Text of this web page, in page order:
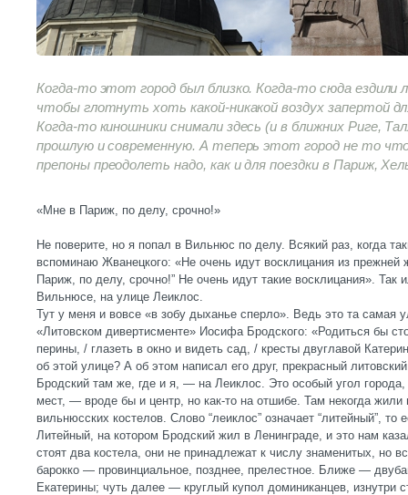
Когда-то этот город был близко. Когда-то сюда ездили
чтобы глотнуть хоть какой-никакой воздух запертой
Когда-то киношники снимали здесь (и в ближних Риге,
прошлую и современную. А теперь этот город не то
препоны преодолеть надо, как и для поездки в Париж,
«Мне в Париж, по делу, срочно!»
Не поверите, но я попал в Вильнюс по делу. Всякий раз, когда
вспоминаю Жванецкого: «Не очень идут восклицания из
Париж, по делу, срочно!” Не очень идут такие восклицания». Так
Вильнюсе, на улице Леиклос.
Тут у меня и вовсе «в зобу дыханье сперло». Ведь это та самая
«Литовском дивертисменте» Иосифа Бродского: «Родиться бы
перины, / глазеть в окно и видеть сад, / кресты двуглавой
об этой улице? А об этом написал его друг, прекрасный
Бродский там же, где и я, — на Леиклос. Это особый угол
мест, — вроде бы и центр, но как-то на отшибе. Там некогда
вильнюсских костелов. Слово “леиклос” означает “литейный”, то
Литейный, на котором Бродский жил в Ленинграде, и это нам
стоят два костела, они не принадлежат к числу знаменитых, но
барокко — провинциальное, позднее, прелестное. Ближе —
Екатерины; чуть далее — круглый купол доминиканцев, изнутри